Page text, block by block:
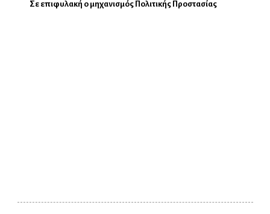
Σε επιφυλακή ο μηχανισμός Πολιτικής Προστασίας